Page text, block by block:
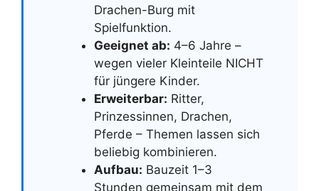
Drachen-Burg mit
Spielfunktion.
Geeignet ab: 4–6 Jahre –
wegen vieler Kleinteile NICHT
für jüngere Kinder.
Erweiterbar: Ritter,
Prinzessinnen, Drachen,
Pferde – Themen lassen sich
beliebig kombinieren.
Aufbau: Bauzeit 1–3
Stunden gemeinsam mit dem